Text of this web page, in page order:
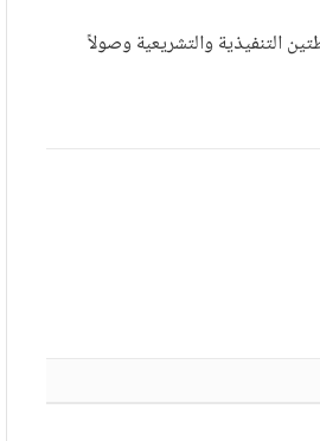
التنفيذية والتشريعية وصولاً